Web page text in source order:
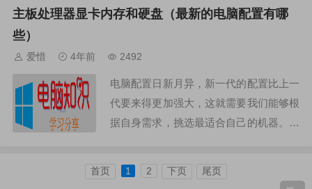
处理等。一、处理器i7电脑配置清单主要
主板处理器显卡内存和硬盘（最新的电脑配置有哪
些）
爱惜 4年前 2492
电脑配置日新月异，新一代的配置比上一
代要来得更加强大，这就需要我们能够根
据自身需求，挑选最适合自己的机器。本
大部分性能，首先...
首页 1 2 下页 尾页